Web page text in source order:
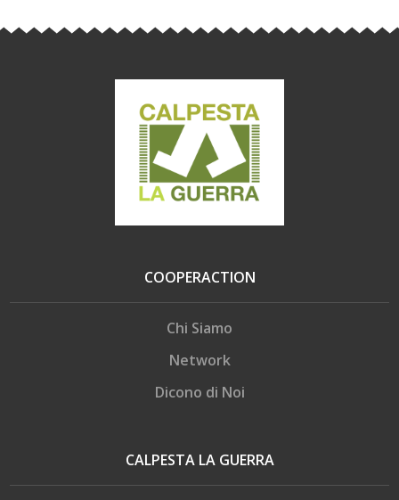
COOPERACTION
Chi Siamo
Network
Dicono di Noi
CALPESTA LA GUERRA